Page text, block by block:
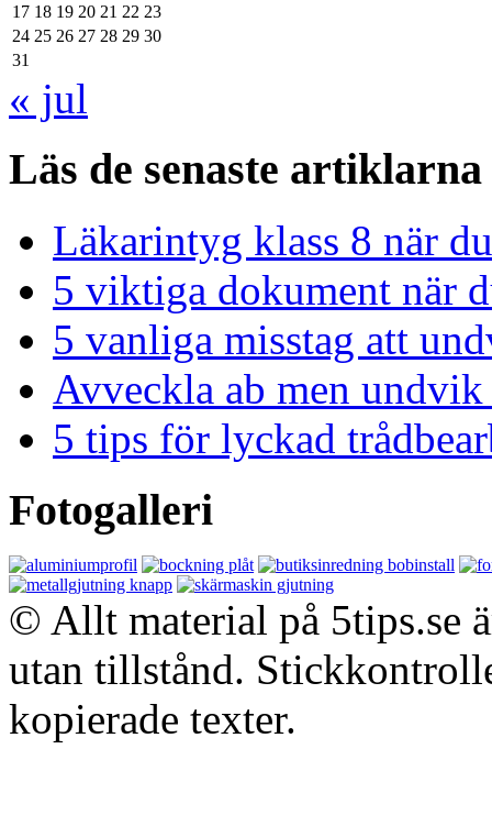
17 18 19 20 21 22 23
24 25 26 27 28 29 30
31
« jul
Läs de senaste artiklarna
Läkarintyg klass 8 när
5 viktiga dokument när
5 vanliga misstag att
Avveckla ab men
5 tips för lyckad
Fotogalleri
© Allt material på 5tips.se
utan tillstånd.
kopierade texter.